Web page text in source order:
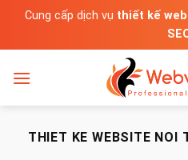
nội
dung
Cung cấp dịch vụ thiết kế
THIET KE WEBSITE NOI